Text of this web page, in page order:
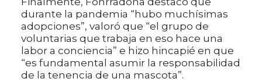
durante la pandemia “hubo muchísimas
adopciones”, valoró que “el grupo de
voluntarias que trabaja en eso hace una
labor a conciencia” e hizo hincapié en que
“es fundamental asumir la responsabilidad
de la tenencia de una mascota”.